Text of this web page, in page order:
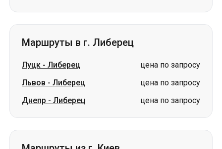
Маршруты в г. Либерец
Луцк - Либерец
цена по запросу
Львов - Либерец
цена по запросу
Днепр - Либерец цена по запросу